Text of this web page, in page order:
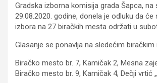
Gradska izborna komisija grada Šapca, na
29.08.2020. godine, donela je odluku da će
izbora na 27 biračkih mesta održati u
Glasanje se ponavlja na sledećim biračkim
Biračko mesto br. 7, Kamičak 2, Mesna
Biračko mesto br. 9, Kamičak 4, Dečji vrtić